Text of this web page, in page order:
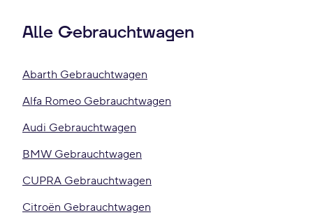
Alle Gebrauchtwagen
Abarth Gebrauchtwagen
Alfa Romeo Gebrauchtwagen
Audi Gebrauchtwagen
BMW Gebrauchtwagen
CUPRA Gebrauchtwagen
Citroën Gebrauchtwagen